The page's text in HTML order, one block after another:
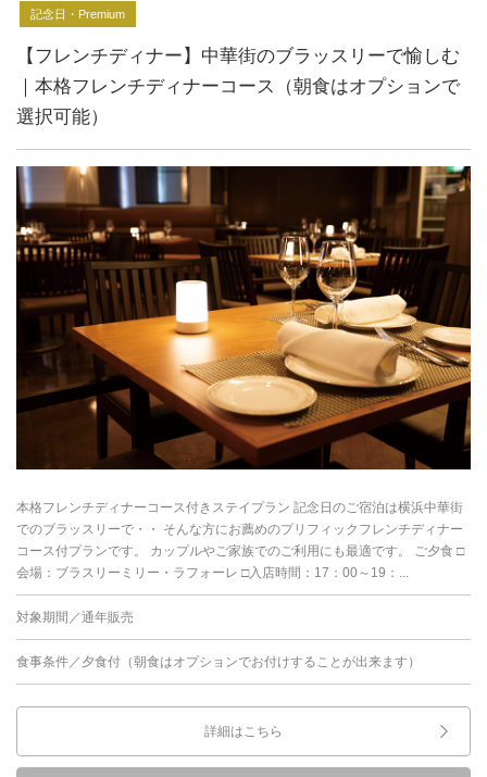
記念日・Premium
【フレンチディナー】中華街のブラッスリーで愉しむ
｜本格フレンチディナーコース（朝食はオプションで
選択可能）
本格フレンチディナーコース付きステイプラン 記念日のご宿泊は横浜中華街
でのブラッスリーで・・ そんな方にお薦めのプリフィックフレンチディナー
コース付プランです。 カップルやご家族でのご利用にも最適です。 ご夕食 □
会場：ブラスリーミリー・ラフォーレ □入店時間：17：00～19：...
対象期間／通年販売
食事条件／夕食付（朝食はオプションでお付けすることが出来ます）
詳細はこちら